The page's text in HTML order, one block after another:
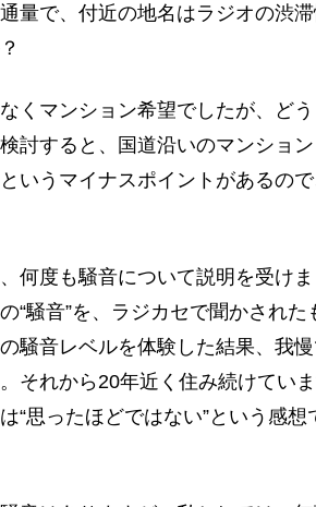
量で、付近の地名はラジオの渋
なくマンション希望でしたが、ど
討すると、国道沿いのマンショ
いうマイナスポイントがあるの
何度も騒音について説明を受け
“騒音”を、ラジカセで聞かされた
騒音レベルを体験した結果、我慢
それから20年近く住み続けてい
“思ったほどではない”という感